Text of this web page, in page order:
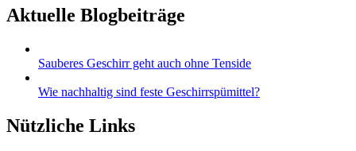
Aktuelle Blogbeiträge
Sauberes Geschirr geht auch ohne Tenside
Wie nachhaltig sind feste Geschirrspümittel?
Nützliche Links